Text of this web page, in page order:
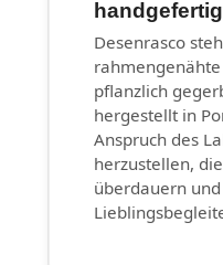
Desenrasco
rahmengenähte
pflanzlich
hergestellt in
Anspruch des
herzustellen,
überdauern und